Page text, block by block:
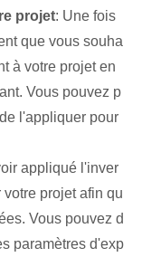
projet: Une fois
que vous souha
à votre projet en
Vous pouvez p
l'appliquer pour
appliqué l'inver
projet afin qu
Vous pouvez d
paramètres d'exp